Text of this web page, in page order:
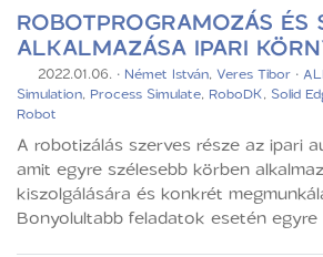
ROBOTPROGRAMOZÁS ÉS
ALKALMAZÁSA IPARI
2022.01.06. · Német István,Veres Tibor ·
Simulation, Process Simulate, RoboDK, Solid
Robot
A robotizálás szerves része az ipari
amit egyre szélesebb körben
kiszolgálására és konkrét
Bonyolultabb feladatok esetén egyre